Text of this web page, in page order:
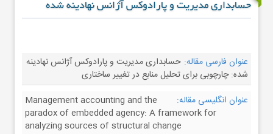
حسابداری مدیریت و پارادوکس آژانس نهادینه شده
عنوان فارسی مقاله: حسابداری مدیریت و پارادوکس آژانس نهادینه
شده: چارچوبی برای تحلیل منابع در تغییر ساختاری
عنوان انگلیسی مقاله:
Management accounting and the
paradox of embedded agency: A framework for
analyzing sources of structural change